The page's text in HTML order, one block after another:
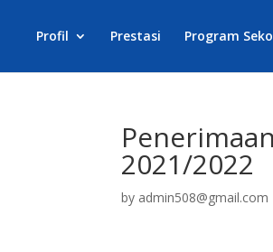
Profil Prestasi Program
2021/2022
by admin508@gmail.com